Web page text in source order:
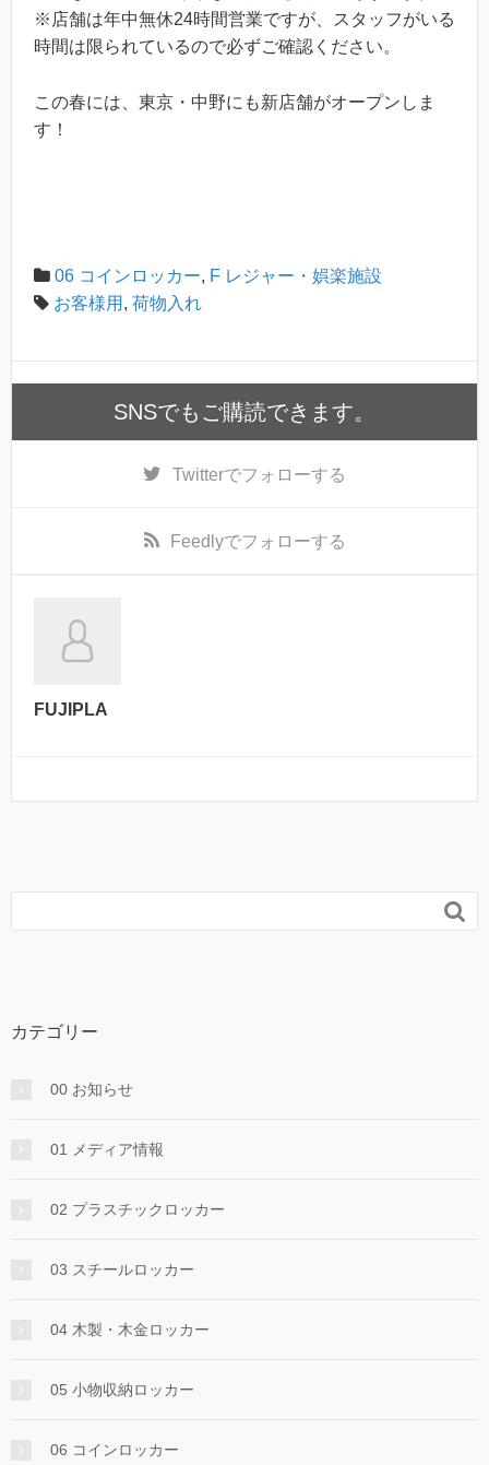
※店舗は年中無休24時間営業ですが、スタッフがいる
時間は限られているので必ずご確認ください。
この春には、東京・中野にも新店舗がオープンしま
す！
06 コインロッカー, F レジャー・娯楽施設
お客様用 , 荷物入れ
SNSでもご購読できます。
Twitterでフォローする
Feedlyでフォローする
FUJIPLA

カテゴリー
00 お知らせ
01 メディア情報
02 プラスチックロッカー
03 スチールロッカー
04 木製・木金ロッカー
05 小物収納ロッカー
06 コインロッカー